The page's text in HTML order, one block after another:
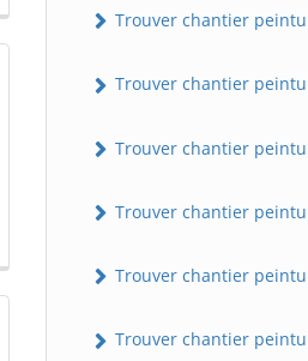
Trouver chantier
Trouver chantier
Trouver chantier
Trouver chantier
Trouver chantier
Trouver chantier